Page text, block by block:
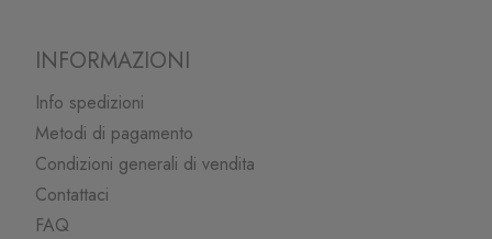
INFORMAZIONI
Info spedizioni
Metodi di pagamento
Condizioni generali di vendita
Contattaci
FAQ